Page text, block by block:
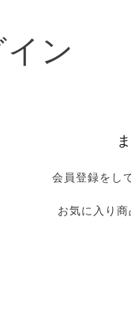
イン
会員登録をし
お気に入り